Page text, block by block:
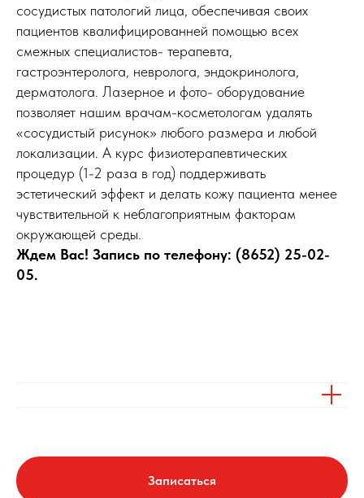
сосудистых патологий лица, обеспечивая своих
пациентов квалифицированней помощью всех
смежных специалистов- терапевта,
гастроэнтеролога, невролога, эндокринолога,
дерматолога. Лазерное и фото- оборудование
позволяет нашим врачам-косметологам удалять
«сосудистый рисунок» любого размера и любой
локализации. А курс физиотерапевтических
процедур (1-2 раза в год) поддерживать
эстетический эффект и делать кожу пациента менее
чувствительной к неблагоприятным факторам
окружающей среды.
Ждем Вас! Запись по телефону: (8652) 25-02-
05.
Записаться